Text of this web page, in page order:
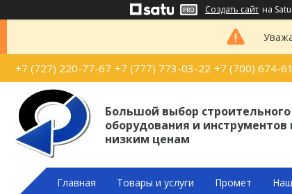
Создать сайт на
+7 (727) 220-77-67 +7 (777) 773-03-22 +7 (700) 674-
Большой выбор строительного
оборудования и инструментов
низким ценам
Главная Товары и услуги Промет